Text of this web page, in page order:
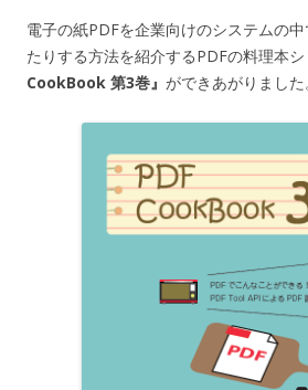
電子の紙PDFを企業向けのシステムの
たりする方法を紹介するPDFの料理本
CookBook 第3巻』 ができあがりました